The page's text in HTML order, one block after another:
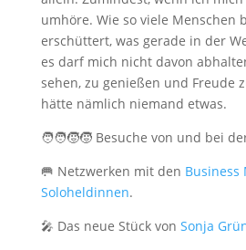
umhöre. Wie so viele Menschen
erschüttert, was gerade in der
es darf mich nicht davon
sehen, zu genießen und Freude
hätte nämlich niemand etwas.
🧑‍🧑‍🧒‍🧒 Besuche von und bei
🥅 Netzwerken mit den Business
Soloheldinnen.
🎤 Das neue Stück von Sonja